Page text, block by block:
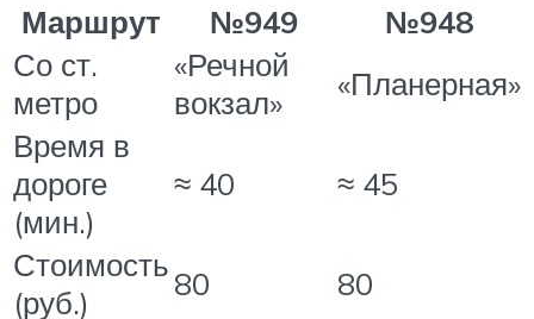
Маршрут
№949
№948
Со ст.
метро
«Речной
вокзал»
«Планерная»
Время в
дороге
(мин.)
≈ 40 ≈ 45
Стоимость
(руб.)
80 80